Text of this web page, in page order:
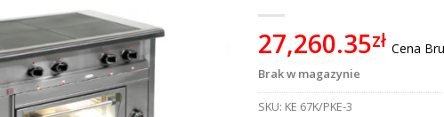
27,260.35zł Cena
Brak w magazynie
SKU: KE 67K/PKE-3